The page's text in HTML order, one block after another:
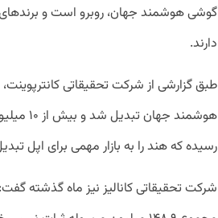
گوشی هوشمند جهان، روبرو است و برند‌های
دارند.
رسیده که هند را به بازار مهمی برای اپل